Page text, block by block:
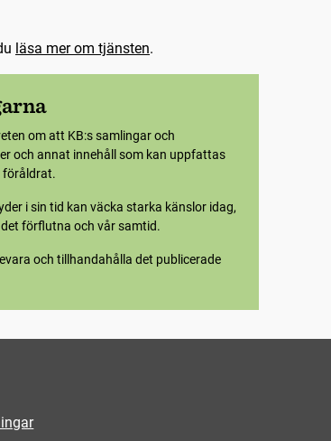
läsa mer om tjänsten.
om att KB:s samlingar och
och annat innehåll som kan uppfattas
föråldrat.
i sin tid kan väcka starka känslor idag,
förflutna och vår samtid.
och tillhandahålla det publicerade